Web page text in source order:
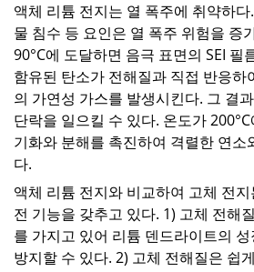
액체 리튬 전지는 열 폭주에 취약하
물 침수 등 요인은 열 폭주 위험을 증
90°C에 도달하면 음극 표면의 SEI 필
함유된 탄소가 전해질과 직접 반응하
의 가연성 가스를 발생시킨다. 그 결
단락을 일으킬 수 있다. 온도가
기화와 분해를 촉진하여 격렬한 연소
다.
액체 리튬 전지와 비교하여 고체 전
전 기능을 갖추고 있다. 1) 고체 전해
를 가지고 있어 리튬 덴드라이트의
방지할 수 있다. 2) 고체 전해질은 쉽